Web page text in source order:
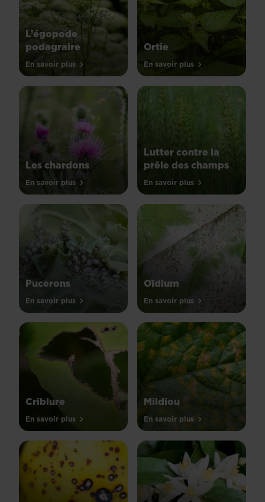
L’égopode
podagraire
En savoir plus
Ortie
En savoir plus
Les chardons
En savoir plus
Lutter contre la
prêle des champs
En savoir plus
Pucerons
En savoir plus
Oïdium
En savoir plus
Criblure
En savoir plus
Mildiou
En savoir plus